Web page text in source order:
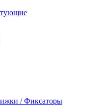
/ Фиксаторы